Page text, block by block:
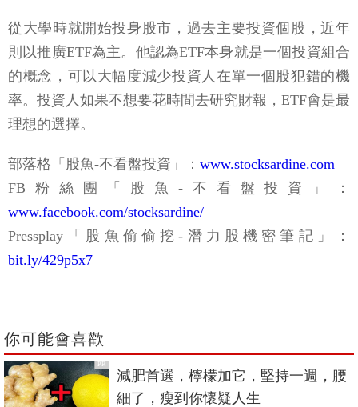
從大學時就開始投身股市，過去主要投資個股，近年
則以推廣ETF為主。他認為ETF本身就是一個投資組合
的概念，可以大幅度減少投資人在單一個股犯錯的機
率。投資人如果不想要花時間去研究財報，ETF會是最
理想的選擇。
部落格「股魚-不看盤投資」： www.stocksardine.com
FB粉絲團「股魚-不看盤投資」：
www.facebook.com/stocksardine/
Pressplay「股魚偷偷挖-潛力股機密筆記」：
bit.ly/429p5x7
你可能會喜歡
PR
減肥首選，檸檬加它，堅持一週，腰
細了，瘦到你懷疑人生